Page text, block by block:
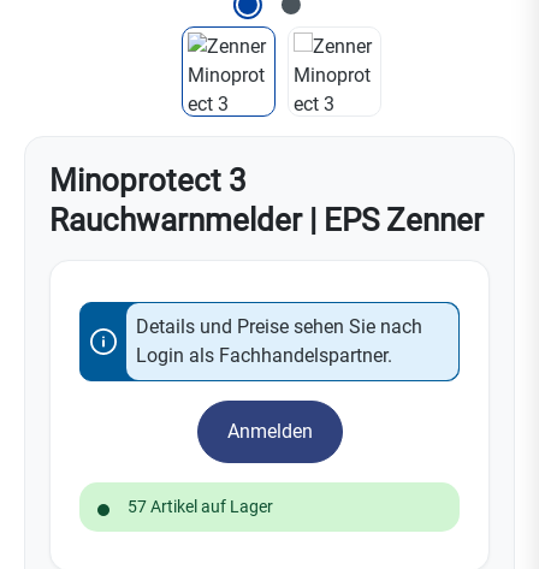
Minoprotect 3
Rauchwarnmelder | EPS Zenner
Details und Preise sehen Sie nach
Login als Fachhandelspartner.
Anmelden
57 Artikel auf Lager